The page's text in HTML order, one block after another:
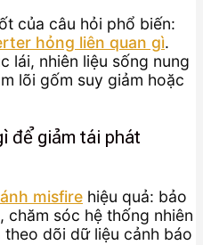
của câu hỏi phổ biến:
hỏng liên quan gì.
lái, nhiên liệu sống nung
lõi gốm suy giảm hoặc
để giảm tái phát
misfire hiệu quả: bảo
chăm sóc hệ thống nhiên
dõi dữ liệu cảnh báo